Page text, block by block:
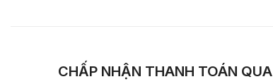
CHẤP NHẬN THANH TOÁN QUA